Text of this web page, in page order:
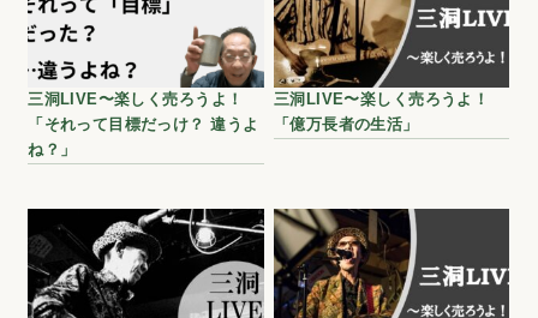
三洞LIVE〜楽しく売ろうよ！
「それって目標だっけ？ 違うよ
ね？」
三洞LIVE〜楽しく売ろうよ！
「億万長者の生活」